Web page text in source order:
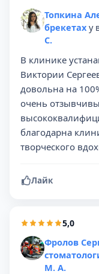
Топкина
брекетах у
С.
В клинике
Виктории
довольна на
очень
благодарна
творческого
Лайк
5,0
Фролов
М. А.